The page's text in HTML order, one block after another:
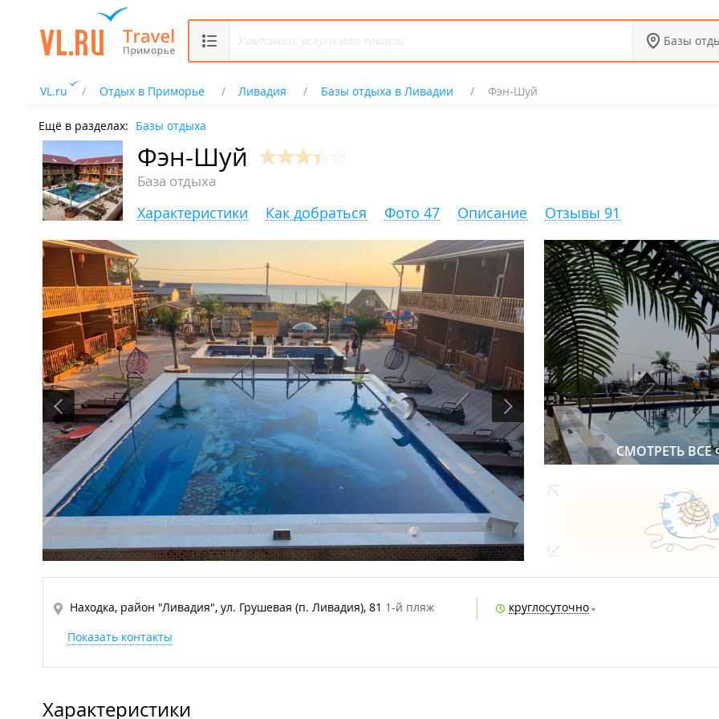
Базы
VL.ru Отдых в Приморье Ливадия Базы отдыха в Ливадии Фэн-Шуй
Ещё в разделах: Базы отдыха
Фэн-Шуй
База отдыха
Характеристики Как добраться Фото 47 Описание Отзывы 91
СМОТРЕТЬ ВСЕ
Находка, район "Ливадия", ул. Грушевая (п. Ливадия), 81 1-й пляж
круглосуточно
Показать контакты
Характеристики